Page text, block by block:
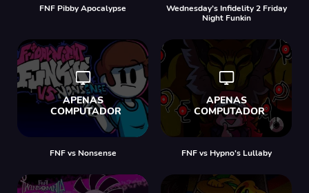
FNF Pibby Apocalypse
Wednesday’s Infidelity 2 Friday
Night Funkin
FNF vs Nonsense FNF vs Hypno's Lullaby